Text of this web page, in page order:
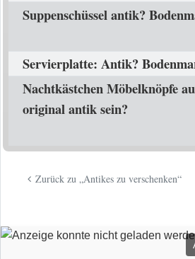
Suppenschüssel antik?
Servierplatte: Antik?
Nachtkästchen Möbelknöpfe
original antik sein?
Zurück zu „Antikes zu verschenken“